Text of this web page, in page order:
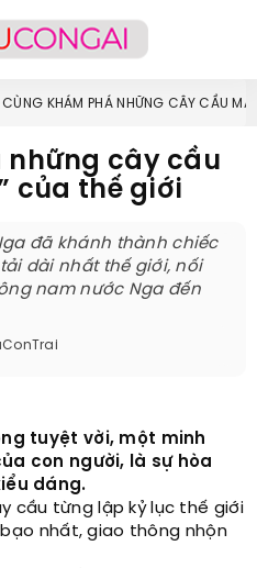
CÙNG KHÁM PHÁ NHỮNG CÂY CẦU
những cây cầu
của thế giới
đã khánh thành chiếc
dài nhất thế giới, nối
nam nước Nga đến
tuyệt vời, một minh
con người, là sự hòa
dáng.
cầu từng lập kỷ lục thế giới
nhất, giao thông nhộn